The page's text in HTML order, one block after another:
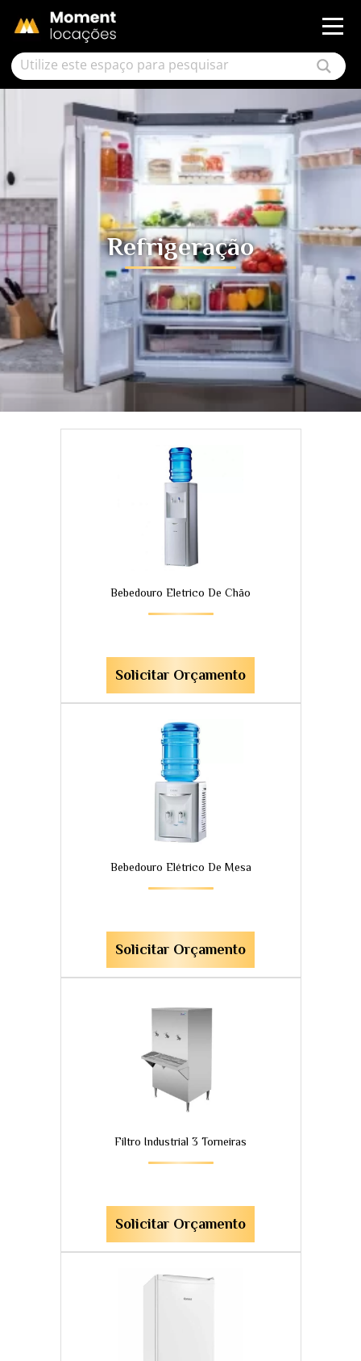
Refrigeração
Bebedouro Eletrico De Chão
Solicitar Orçamento
Bebedouro Elétrico De Mesa
Solicitar Orçamento
Filtro Industrial 3 Torneiras
Solicitar Orçamento